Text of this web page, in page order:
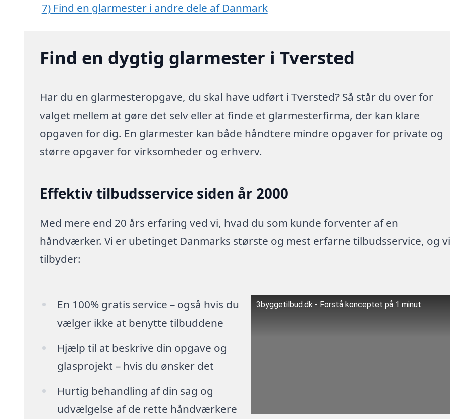
7) Find en glarmester i andre dele af Danmark
Find en dygtig glarmester i Tversted
Har du en glarmesteropgave, du skal have udført i Tversted? Så står du over for
valget mellem at gøre det selv eller at finde et glarmesterfirma, der kan klare
opgaven for dig. En glarmester kan både håndtere mindre opgaver for private og
større opgaver for virksomheder og erhverv.
Effektiv tilbudsservice siden år 2000
Med mere end 20 års erfaring ved vi, hvad du som kunde forventer af en
håndværker. Vi er ubetinget Danmarks største og mest erfarne tilbudsservice, og
tilbyder:
En 100% gratis service – også hvis du
vælger ikke at benytte tilbuddene
Hjælp til at beskrive din opgave og
glasprojekt – hvis du ønsker det
Hurtig behandling af din sag og
udvælgelse af de rette håndværkere
3byggetilbud.dk - Forstå konceptet på 1 minut